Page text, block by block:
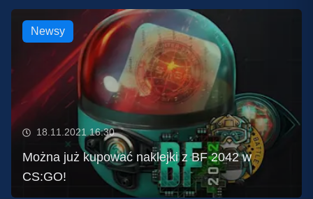
Newsy
18.11.2021 16:30
Można już kupować naklejki z BF 2042 w
CS:GO!